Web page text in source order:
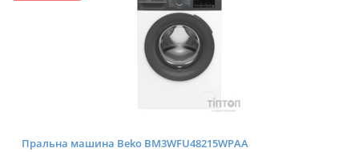
Пральна машина Beko BM3WFU48215WPAA